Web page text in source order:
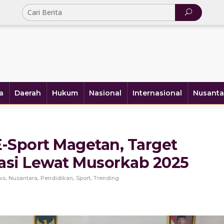
Daerah Hukum Nasional Internasional
Sport Magetan, Target
Lewat Musorkab 2025
, Nusantara, Pendidikan, Sport, Trending